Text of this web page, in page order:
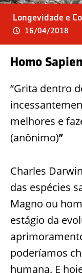
Longevidade e
16/04/2018
Homo
“Grita dentro
melhores e
(anônimo)”
Charles
das espécies
Magno ou
estágio da
poderíamos
humana. E